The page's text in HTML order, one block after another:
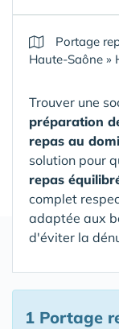
Portage
Haute-Saône »
Trouver une
préparation
repas au
solution pour
repas
complet
adaptée aux
d'éviter la
1 Portage